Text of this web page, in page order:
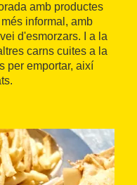
amb productes
informal, amb
d'esmorzars. I a la
carns cuites a la
per emportar, així